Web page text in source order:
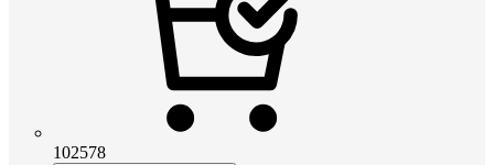
102578